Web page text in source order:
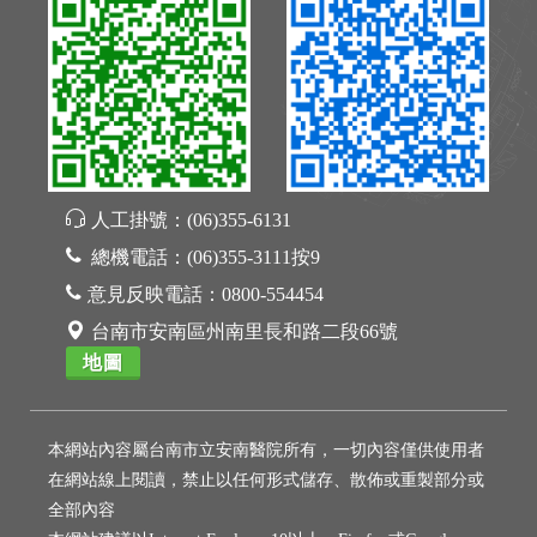
人工掛號： (06)355-6131
總機電話： (06)355-3111按9
意見反映電話： 0800-554454
台南市安南區州南里長和路二段66號
地圖
本網站內容屬台南市立安南醫院所有，一切內容僅供使用者
在網站線上閱讀，禁止以任何形式儲存、散佈或重製部分或
全部內容